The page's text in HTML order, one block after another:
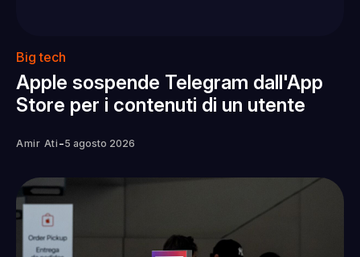
Big tech
Apple sospende Telegram dall'App
Store per i contenuti di un utente
Amir Ati -5 agosto 2026